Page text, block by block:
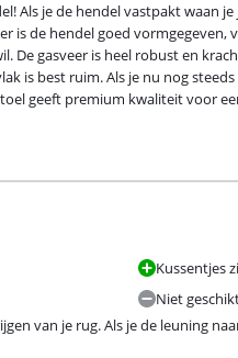
Als je de hendel vastpakt waan
is de hendel goed
De gasveer is heel robust en
is best ruim. Als je nu nog
geeft premium kwaliteit voor
Kussentjes
Niet
van je rug. Als je de leuning